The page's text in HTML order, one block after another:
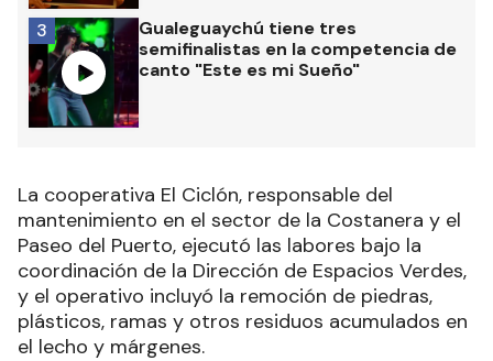
Gualeguaychú tiene tres
semifinalistas en la competencia de
canto "Este es mi Sueño"
3
La cooperativa El Ciclón, responsable del
mantenimiento en el sector de la Costanera y el
Paseo del Puerto, ejecutó las labores bajo la
coordinación de la Dirección de Espacios Verdes,
y el operativo incluyó la remoción de piedras,
plásticos, ramas y otros residuos acumulados en
el lecho y márgenes.